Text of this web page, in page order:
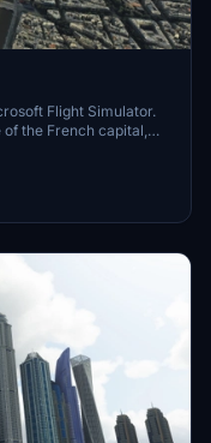
Flight Simulator.
the French capital,
marvels. With
in the beauty of Paris,
culture. Download